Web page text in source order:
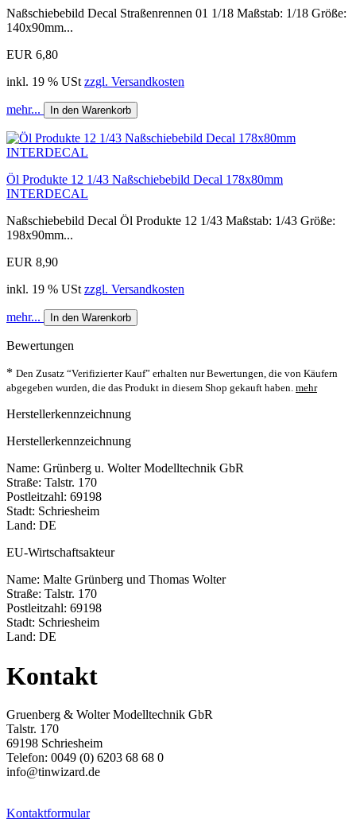
Naßschiebebild Decal Straßenrennen 01 1/18 Maßstab: 1/18 Größe:
140x90mm...
EUR 6,80
inkl. 19 % USt zzgl. Versandkosten
mehr... In den Warenkorb
Öl Produkte 12 1/43 Naßschiebebild Decal 178x80mm
INTERDECAL
Naßschiebebild Decal Öl Produkte 12 1/43 Maßstab: 1/43 Größe:
198x90mm...
EUR 8,90
inkl. 19 % USt zzgl. Versandkosten
mehr... In den Warenkorb
Bewertungen
* Den Zusatz “Verifizierter Kauf” erhalten nur Bewertungen, die von Käufern
abgegeben wurden, die das Produkt in diesem Shop gekauft haben. mehr
Herstellerkennzeichnung
Herstellerkennzeichnung
Name: Grünberg u. Wolter Modelltechnik GbR
Straße: Talstr. 170
Postleitzahl: 69198
Stadt: Schriesheim
Land: DE
EU-Wirtschaftsakteur
Name: Malte Grünberg und Thomas Wolter
Straße: Talstr. 170
Postleitzahl: 69198
Stadt: Schriesheim
Land: DE
Kontakt
Gruenberg & Wolter Modelltechnik GbR
Talstr. 170
69198 Schriesheim
Telefon: 0049 (0) 6203 68 68 0
info@tinwizard.de
Kontaktformular